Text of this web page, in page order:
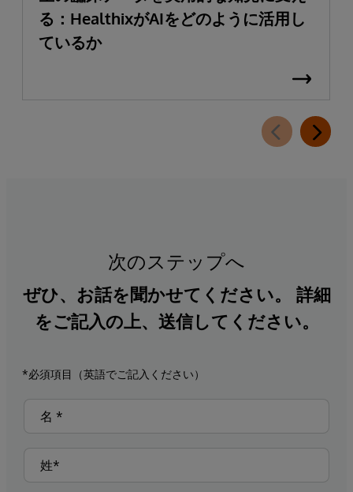
る：HealthixがAIをどのように活用し
ているか
次のステップへ
ぜひ、お話を聞かせてください。 詳細
をご記入の上、送信してください。
*必須項目（英語でご記入ください）